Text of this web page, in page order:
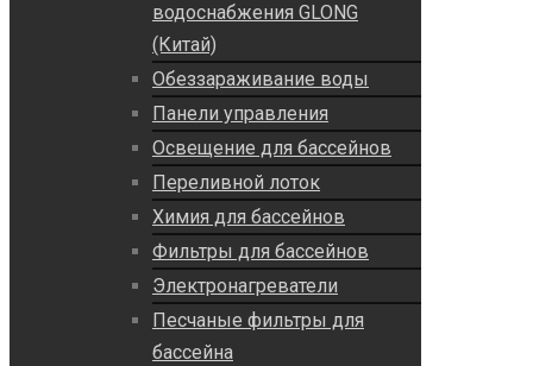
водоснабжения GLONG
(Китай)
Обеззараживание воды
Панели управления
Освещение для бассейнов
Переливной лоток
Химия для бассейнов
Фильтры для бассейнов
Электронагреватели
Песчаные фильтры для
бассейна